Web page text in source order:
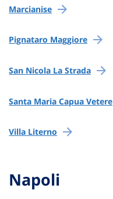
Marcianise
Pignataro Maggiore
San Nicola La Strada
Santa Maria Capua Vetere
Villa Literno
Napoli